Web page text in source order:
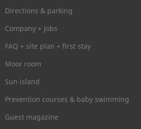
Directions & parking
Company + Jobs
FAQ + site plan + first stay
Moor room
Sun island
Prevention courses & baby swimming
Guest magazine